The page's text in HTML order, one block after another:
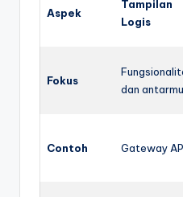
Aspek
Tampilan
Logis
Fokus
dan
Contoh Gateway